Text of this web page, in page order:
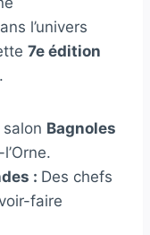
l’univers
7e édition
.
Bagnoles
: Des chefs
faire